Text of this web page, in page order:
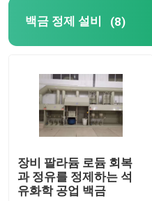
백금 정제 설비 (8)
장비 팔라듐 로듐 회복
과 정유를 정제하는 석
유화학 공업 백금